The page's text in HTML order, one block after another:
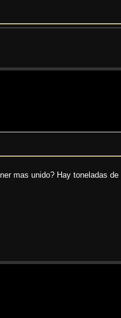
mas unido? Hay toneladas